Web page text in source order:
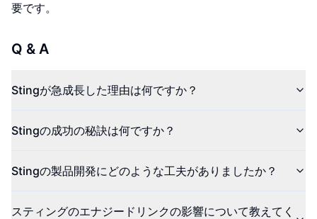
要です。
Q & A
Stingが急成長した理由は何ですか？
Stingの成功の秘訣は何ですか？
Stingの製品開発にどのような工夫がありましたか？
スティングのエナジードリンクの影響について教えてく